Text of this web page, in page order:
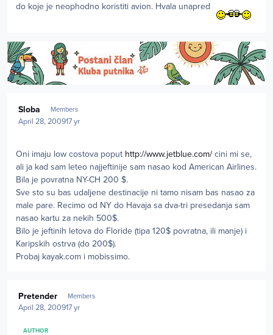
do koje je neophodno koristiti avion. Hvala unapred
Sloba Members
April 28, 200917 yr
Oni imaju low costova poput http://www.jetblue.com/ cini mi se,
ali ja kad sam leteo najjeftinije sam nasao kod American Airlines.
Bila je povratna NY-CH 200 $.
Sve sto su bas udaljene destinacije ni tamo nisam bas nasao za
male pare. Recimo od NY do Havaja sa dva-tri presedanja sam
nasao kartu za nekih 500$.
Bilo je jeftinih letova do Floride (tipa 120$ povratna, ili manje) i
Karipskih ostrva (do 200$).
Probaj kayak.com i mobissimo.
Pretender Members
April 28, 200917 yr
AUTHOR